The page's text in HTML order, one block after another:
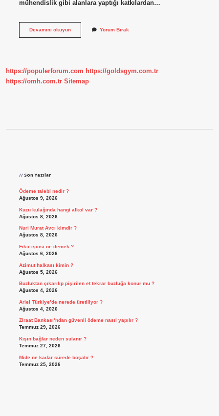
mühendislik gibi alanlara yaptığı katkılardan…
Devamını okuyunRönesans
Yorum Bırak
https://populerforum.com https://goldsgym.com.tr
https://omh.com.tr Sitemap
Son Yazılar
Ödeme talebi nedir ?
Ağustos 9, 2026
Kuzu kulağında hangi alkol var ?
Ağustos 8, 2026
Nuri Murat Avcı kimdir ?
Ağustos 8, 2026
Fikir işcisi ne demek ?
Ağustos 6, 2026
Azimut halkası kimin ?
Ağustos 5, 2026
Buzluktan çıkarılıp pişirilen et tekrar buzluğa konur mu ?
Ağustos 4, 2026
Ariel Türkiye’de nerede üretiliyor ?
Ağustos 4, 2026
Ziraat Bankası’ndan güvenli ödeme nasıl yapılır ?
Temmuz 29, 2026
Kışın bağlar neden sulanır ?
Temmuz 27, 2026
Mide ne kadar sürede boşalır ?
Temmuz 25, 2026